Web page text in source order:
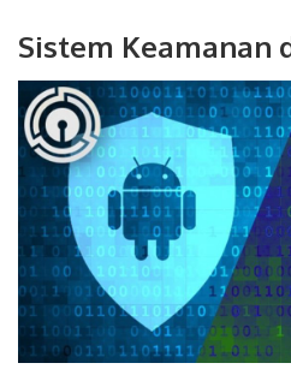
Sistem Keamanan